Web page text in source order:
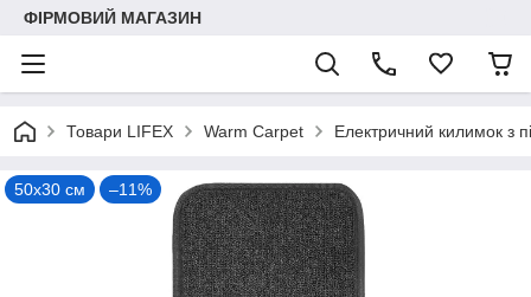
ФІРМОВИЙ МАГАЗИН
Товари LIFEX Warm Carpet Електричний килимок з
50х30 см –11%